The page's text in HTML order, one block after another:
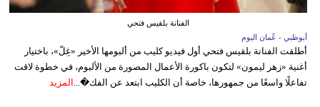
الفنانة بلقيس فتحي
أبوظبي - عُمان اليوم
أطلقت الفنانة بلقيس فتحي أول فيديو كليب من ألبومها الأخير «غِلّ»، باختيار
أغنية «زهر ليمون» لتكون باكورة الأعمال المصورة من الألبوم، في خطوة لاقت
تفاعلًا واسعًا من جمهورها، خاصة أن الكليب ابتعد عن الفك�... المزيد